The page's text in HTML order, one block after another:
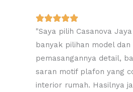
R
a
t
e
d
5
"Saya pilih Casanova
banyak pilihan model
pemasangannya detail,
saran motif plafon yang
interior rumah. Hasilnya